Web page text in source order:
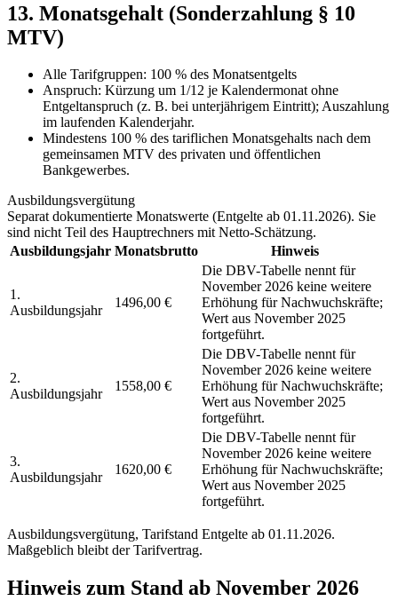
13. Monatsgehalt (Sonderzahlung § 10
MTV)
Alle Tarifgruppen: 100 % des Monatsentgelts
Anspruch: Kürzung um 1/12 je Kalendermonat ohne
Entgeltanspruch (z. B. bei unterjährigem Eintritt); Auszahlung
im laufenden Kalenderjahr.
Mindestens 100 % des tariflichen Monatsgehalts nach dem
gemeinsamen MTV des privaten und öffentlichen
Bankgewerbes.
Ausbildungsvergütung
Separat dokumentierte Monatswerte (Entgelte ab 01.11.2026). Sie
sind nicht Teil des Hauptrechners mit Netto-Schätzung.
Ausbildungsjahr Monatsbrutto Hinweis
1.
Ausbildungsjahr
1496,00 €
Die DBV-Tabelle nennt für
November 2026 keine weitere
Erhöhung für Nachwuchskräfte;
Wert aus November 2025
fortgeführt.
2.
Ausbildungsjahr
1558,00 €
Die DBV-Tabelle nennt für
November 2026 keine weitere
Erhöhung für Nachwuchskräfte;
Wert aus November 2025
fortgeführt.
3.
Ausbildungsjahr
1620,00 €
Die DBV-Tabelle nennt für
November 2026 keine weitere
Erhöhung für Nachwuchskräfte;
Wert aus November 2025
fortgeführt.
Ausbildungsvergütung, Tarifstand Entgelte ab 01.11.2026.
Maßgeblich bleibt der Tarifvertrag.
Hinweis zum Stand ab November 2026